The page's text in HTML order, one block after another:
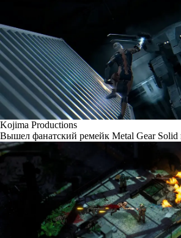
Kojima Productions
Вышел фанатский ремейк Metal Gear